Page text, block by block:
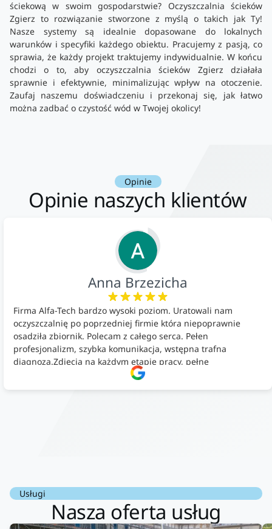
ściekową w swoim gospodarstwie? Oczyszczalnia ścieków
Zgierz to rozwiązanie stworzone z myślą o takich jak Ty!
Nasze systemy są idealnie dopasowane do lokalnych
warunków i specyfiki każdego obiektu. Pracujemy z pasją, co
sprawia, że każdy projekt traktujemy indywidualnie. W końcu
chodzi o to, aby oczyszczalnia ścieków Zgierz działała
sprawnie i efektywnie, minimalizując wpływ na otoczenie.
Zaufaj naszemu doświadczeniu i przekonaj się, jak łatwo
można zadbać o czystość wód w Twojej okolicy!
Opinie
Opinie naszych klientów
Anna Brzezicha
Firma Alfa-Tech bardzo wysoki poziom. Uratowali nam
oczyszczalnię po poprzedniej firmie która niepoprawnie
osadziła zbiornik. Polecam z całego serca. Pełen
profesjonalizm, szybka komunikacja, wstępna trafna
diagnoza.Zdjęcia na każdym etapie pracy, pełne
doradztwo.Dobrze wyszkoleni i znający się na rzeczy.
Podsumowując ekipa na wysokim poziomie, rzetelna. Bardzo
Usługi
Nasza oferta usług